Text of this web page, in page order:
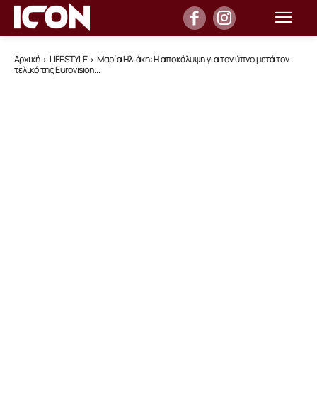
Αρχική LIFESTYLE
Μαρία Ηλιάκη: Η αποκάλυψη για τον ύπνο μετά τον
τελικό της Eurovision...